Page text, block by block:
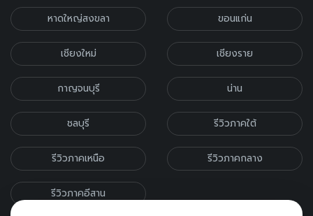
หาดใหญ่สงขลา ขอนแก่น
เชียงใหม่ เชียงราย
กาญจนบุรี น่าน
ชลบุรี รีวิวภาคใต้
รีวิวภาคเหนือ รีวิวภาคกลาง
รีวิวภาคอีสาน